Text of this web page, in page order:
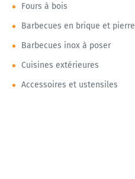
Fours à bois
Barbecues en brique et pierre
Barbecues inox à poser
Cuisines extérieures
Accessoires et ustensiles